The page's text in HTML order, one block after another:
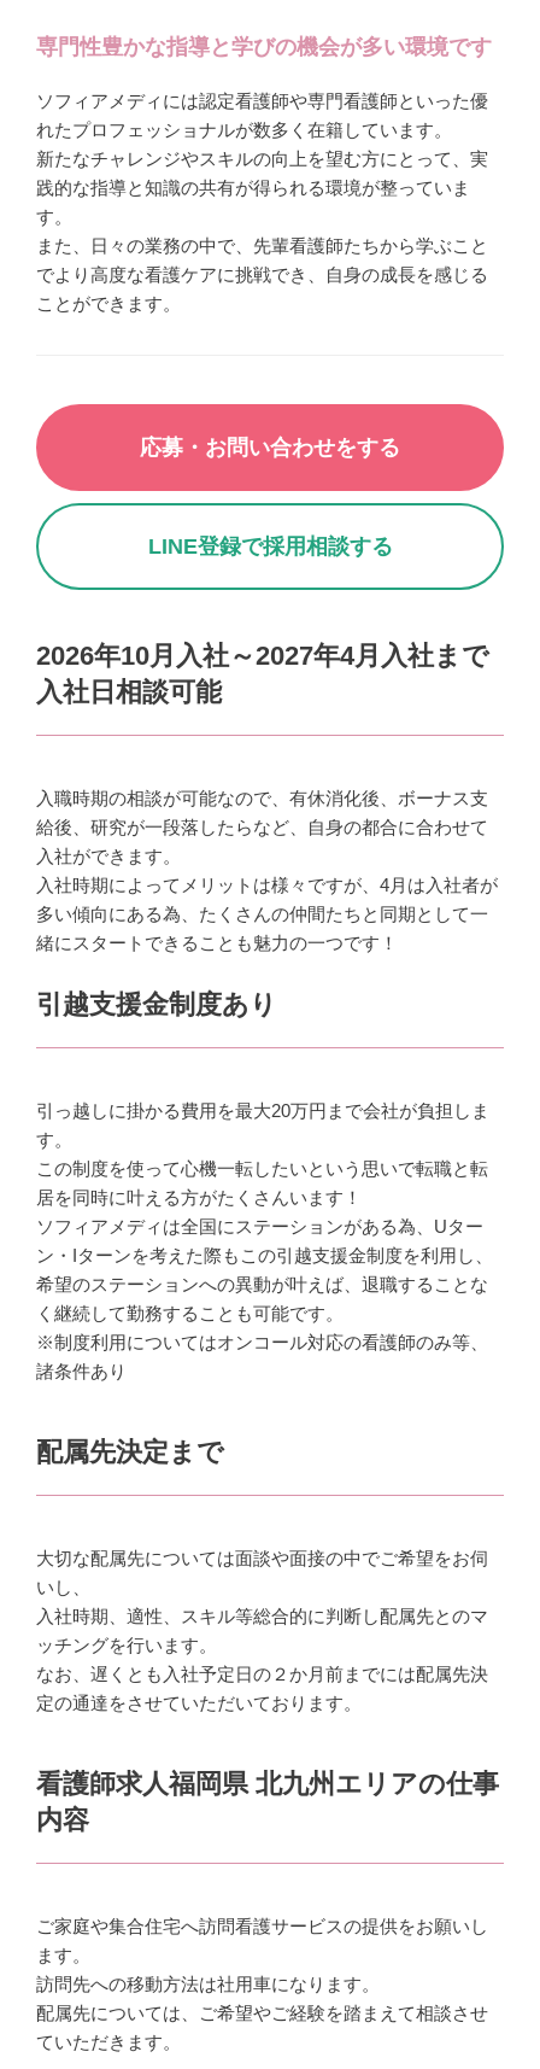
専門性豊かな指導と学びの機会が多い環境です
ソフィアメディには認定看護師や専門看護師といった優
れたプロフェッショナルが数多く在籍しています。
新たなチャレンジやスキルの向上を望む方にとって、実
践的な指導と知識の共有が得られる環境が整っていま
す。
また、日々の業務の中で、先輩看護師たちから学ぶこと
でより高度な看護ケアに挑戦でき、自身の成長を感じる
ことができます。
応募・お問い合わせをする
LINE登録で採用相談する
2026年10月入社～2027年4月入社まで
入社日相談可能
入職時期の相談が可能なので、 有休消化後、ボーナス支
給後、研究が一段落したらなど、自身の都合に合わせて
入社ができます。
入社時期によってメリットは様々ですが、 4月は入社者が
多い傾向にある為、たくさんの仲間たちと同期として一
緒にスタートできることも魅力の一つです！
引越支援金制度あり
引っ越しに掛かる費用を最大20万円まで会社が負担しま
す。
この制度を使って心機一転したいという思いで転職と転
居を同時に叶える方がたくさんいます！
ソフィアメディは全国にステーションがある為、Uター
ン・Iターンを考えた際もこの引越支援金制度を利用し、
希望のステーションへの異動が叶えば、退職することな
く継続して勤務することも可能です。
※制度利用についてはオンコール対応の看護師のみ等、
諸条件あり
配属先決定まで
大切な配属先については面談や面接の中でご希望をお伺
いし、
入社時期、適性、スキル等総合的に判断し配属先とのマ
ッチングを行います。
なお、遅くとも入社予定日の２か月前までには配属先決
定の通達をさせていただいております。
看護師求人福岡県 北九州エリアの仕事
内容
ご家庭や集合住宅へ訪問看護サービスの提供をお願いし
ます。
訪問先への移動方法は社用車になります。
配属先については、ご希望やご経験を踏まえて相談させ
ていただきます。